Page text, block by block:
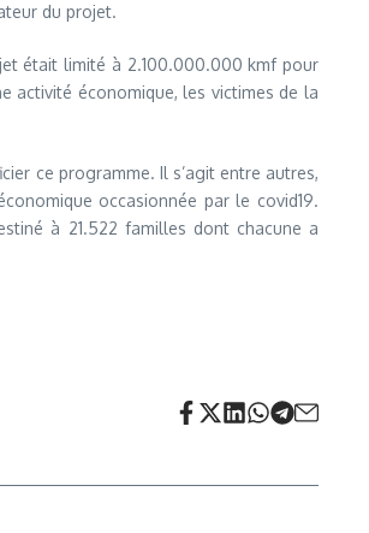
du projet.
était limité à 2.100.000.000 kmf pour
activité économique, les victimes de la
ce programme. Il s’agit entre autres,
occasionnée par le covid19.
à 21.522 familles dont chacune a